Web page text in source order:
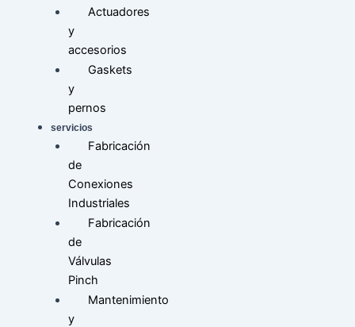
Actuadores
y
accesorios
Gaskets
y
pernos
servicios
Fabricación
de
Conexiones
Industriales
Fabricación
de
Válvulas
Pinch
Mantenimiento
y